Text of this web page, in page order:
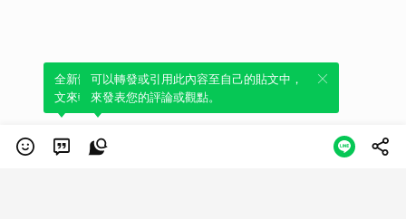
全新體驗！一鍵引用此內容，透過發布貼
文來輕鬆表達個人立場。
可以轉發或引用此內容至自己的貼文中，
來發表您的評論或觀點。